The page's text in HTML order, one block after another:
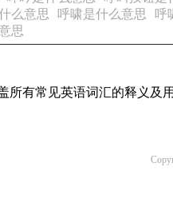
么意思 呼啸是什么意思 呼
思
所有常见英语词汇的释义